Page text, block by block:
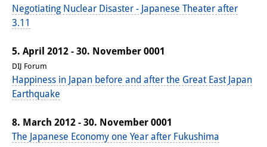
Negotiating Nuclear Disaster - Japanese Theater after
3.11
5. April 2012 - 30. November 0001
DIJ Forum
Happiness in Japan before and after the Great East Japan
Earthquake
8. March 2012 - 30. November 0001
The Japanese Economy one Year after Fukushima